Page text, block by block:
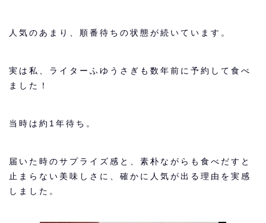
人気のあまり、順番待ちの状態が続いています。
実は私、ライターふゆうさぎも数年前に予約して食べ
ました！
当時は約1年待ち。
届いた時のサプライズ感と、素朴ながらも食べだすと
止まらない美味しさに、確かに人気が出る理由を実感
しました。